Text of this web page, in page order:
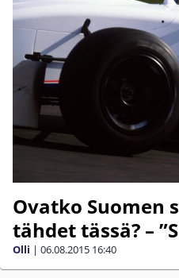
Ovatko Suomen
tähdet tässä? –
Olli | 06.08.2015 16:40